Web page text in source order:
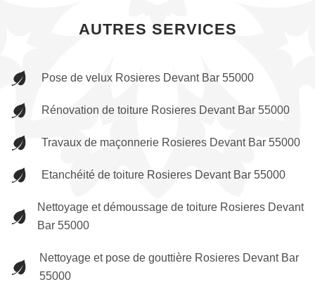
AUTRES SERVICES
Pose de velux Rosieres Devant Bar 55000
Rénovation de toiture Rosieres Devant Bar 55000
Travaux de maçonnerie Rosieres Devant Bar 55000
Etanchéité de toiture Rosieres Devant Bar 55000
Nettoyage et démoussage de toiture Rosieres Devant
Bar 55000
Nettoyage et pose de gouttière Rosieres Devant Bar
55000